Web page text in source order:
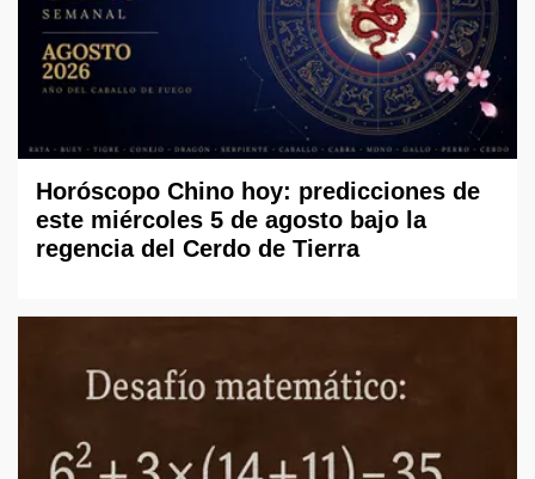
Horóscopo Chino hoy: predicciones de
este miércoles 5 de agosto bajo la
regencia del Cerdo de Tierra